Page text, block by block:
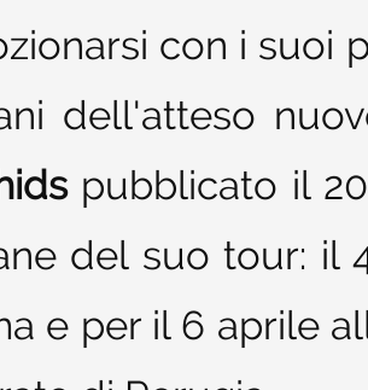
con i suoi
dell'atteso
pubblicato il
del suo tour: il
e per il 6 aprile